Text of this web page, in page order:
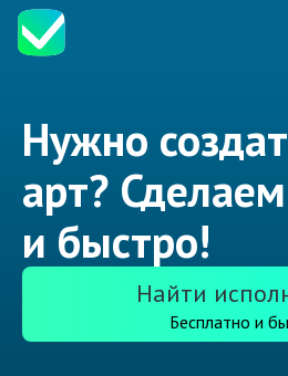
Нужно
арт?
и быстро!
Найти
Бесплатно и